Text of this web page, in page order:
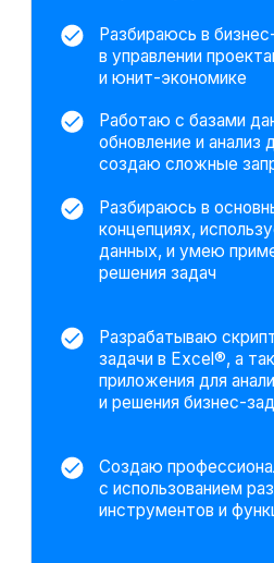
hh.ru мы выделяем наиболее важные
навыки, которым клиенты обучаются
Power Query
Tableau
BPMN
Numpy
Pandas
Seaborn
Plotly
CRM/Trello
PromptCowboy
Юкасса